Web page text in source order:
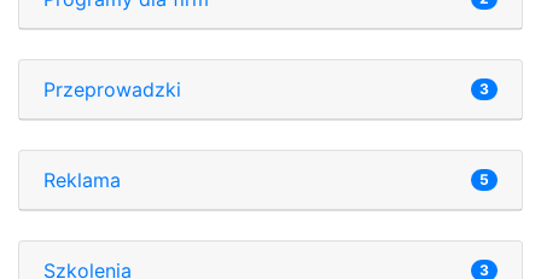
Przeprowadzki 3
Reklama 5
Szkolenia 3